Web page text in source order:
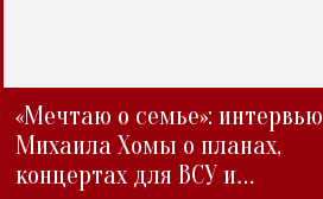
«Мечтаю о семье»: интервью
Михаила Хомы о планах,
концертах для ВСУ и